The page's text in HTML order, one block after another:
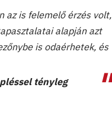
az is felemelő érzés volt,
alapján azt
is odaérhetek, és
tényleg